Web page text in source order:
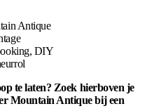
Antique
DIY
te laten? Zoek hierboven je
Mountain Antique bij een